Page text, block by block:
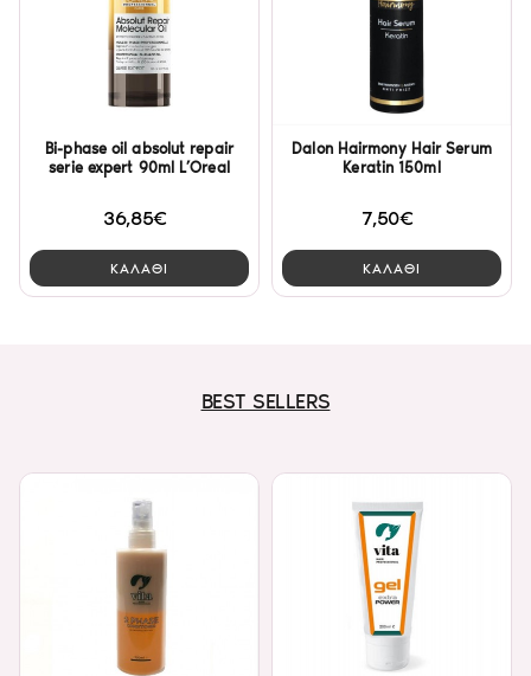
Bi-phase oil absolut repair
serie expert 90ml L’Oreal
36,85€
ΚΑΛΑΘΙ
Dalon Hairmony Hair Serum
Keratin 150ml
7,50€
ΚΑΛΑΘΙ
BEST SELLERS